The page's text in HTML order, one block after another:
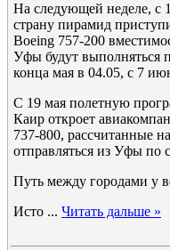
На следующей неделе, с
страну пирамид
Boeing 757-200
Уфы будут выполняться
конца мая в 04.05, с 7
С 19 мая полетную
Каир откроет
737-800, рассчитанные
отправляться из Уфы по
Путь между городами у
Исто ... Читать дальше »